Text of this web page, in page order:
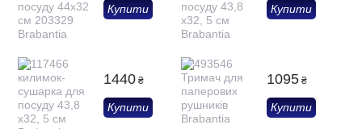
Купити Купити
1440 ₴
Купити
1095 ₴
Купити